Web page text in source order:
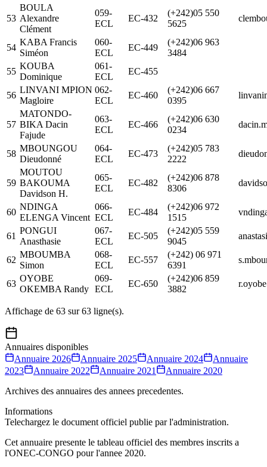
53
BOULA
Alexandre
Clément
059-
ECL
EC-432
(+242)05 550
5625
54
KABA Francis
Siméon
060-
ECL
EC-449
(+242)06 963
3484
55
KOUBA
Dominique
061-
ECL
EC-455
56
LINVANI MPION
Magloire
062-
ECL
EC-460
(+242)06 667
0395
57
MATONDO-
BIKA Dacin
Fajude
063-
ECL
EC-466
(+242)06 630
0234
58
MBOUNGOU
Dieudonné
064-
ECL
EC-473
(+242)05 783
2222
59
MOUTOU
BAKOUMA
Davidson H.
065-
ECL
EC-482
(+242)06 878
8306
60
NDINGA
ELENGA Vincent
066-
ECL
EC-484
(+242)06 972
1515
61
PONGUI
Anasthasie
067-
ECL
EC-505
(+242)05 559
9045
62
MBOUMBA
Simon
068-
ECL
EC-557
(+242) 06 971
6391
63
OYOBE
OKEMBA Randy
069-
ECL
EC-650
(+242)06 859
3882
Affichage de 63 sur63 ligne(s).
Annuaires disponibles
Annuaire 2026 Annuaire 2025 Annuaire 2024
Annuaire
2023
Annuaire 2022 Annuaire 2021 Annuaire 2020
Archives des annuaires des annees precedentes.
Informations
Telechargez le document officiel publie par l'administration.
Cet annuaire presente le tableau officiel des membres inscrits a
l'ONEC-CONGO pour l'annee 2020.